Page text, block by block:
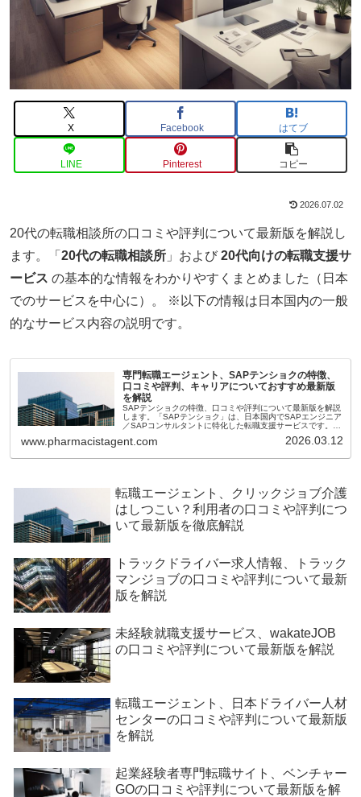
X Facebook はてブ
LINE Pinterest コピー
2026.07.02
20代の転職相談所の口コミや評判について最新版を解説し
ます。「 20代の転職相談所 」および 20代向けの転職支援サ
ービス の基本的な情報をわかりやすくまとめました（日本
でのサービスを中心に）。 ※以下の情報は日本国内の一般
的なサービス内容の説明です。
専門転職エージェント、SAPテンショクの特徴、
口コミや評判、キャリアについておすすめ最新版
を解説
SAPテンショクの特徴、口コミや評判について最新版を解説
します。「SAPテンショク」は、日本国内でSAPエンジニア
／SAPコンサルタントに特化した転職支援サービスです。一
テム分野に専門特化している点が最大の特徴です。
www.pharmacistagent.com 2026.03.12
転職エージェント、クリックジョブ介護
はしつこい？利用者の口コミや評判につ
いて最新版を徹底解説
トラックドライバー求人情報、トラック
マンジョブの口コミや評判について最新
版を解説
未経験就職支援サービス、wakateJOB
の口コミや評判について最新版を解説
転職エージェント、日本ドライバー人材
センターの口コミや評判について最新版
を解説
起業経験者専門転職サイト、ベンチャー
GOの口コミや評判について最新版を解